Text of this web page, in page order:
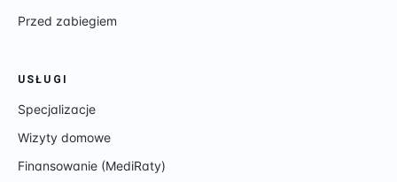
Przed zabiegiem
USŁUGI
Specjalizacje
Wizyty domowe
Finansowanie (MediRaty)